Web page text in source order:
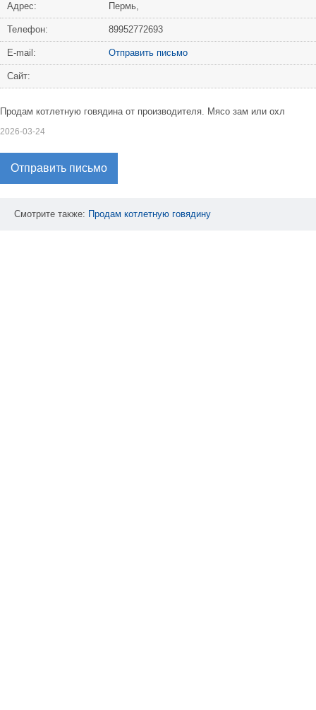
Адрес: Пермь,
Телефон: 89952772693
Е-mail: Отправить письмо
Сайт:
Продам котлетную говядина от производителя. Мясо зам или охл
2026-03-24
Отправить письмо
Смотрите также: Продам котлетную говядину